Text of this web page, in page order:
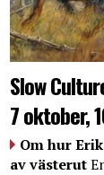
Slow
7 oktober,
Om hur
av västerut